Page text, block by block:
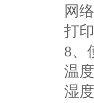
网络
打印
8、
温度
湿度